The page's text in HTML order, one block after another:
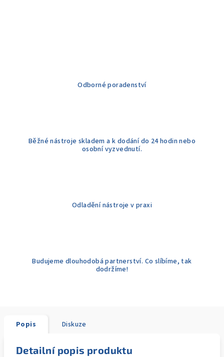
Odborné poradenství
Běžné nástroje skladem a k dodání do 24 hodin nebo
osobní vyzvednutí.
Odladění nástroje v praxi
Budujeme dlouhodobá partnerství. Co slíbíme, tak
dodržíme!
Popis Diskuze
Detailní popis produktu